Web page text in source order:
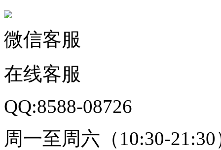
微信客服
在线客服
QQ:8588-08726
周一至周六（10:30-21:30